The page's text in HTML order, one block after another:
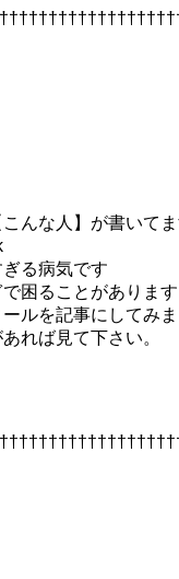
んな人】が書いて
ぎる病気です
で困ることがあります
ルを記事にしてみま
れば見て下さい。